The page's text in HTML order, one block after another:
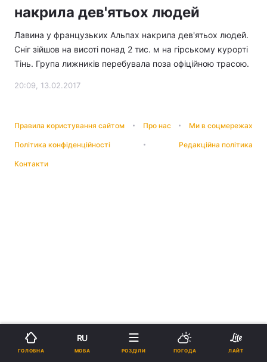
накрила дев'ятьох людей
Лавина у французьких Альпах накрила дев'ятьох людей.
Сніг зійшов на висоті понад 2 тис. м на гірському курорті
Тінь. Група лижників перебувала поза офіційною трасою.
20:09, 13.02.2017
Правила користування сайтом Про нас Ми в соцмережах
Політика конфіденційності Редакційна політика
Контакти
ГОЛОВНА
RU
МОВА РОЗДІЛИ ПОГОДА ЛАЙТ